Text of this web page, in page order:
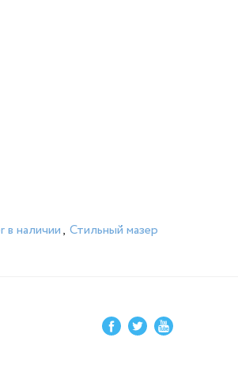
в наличии, Стильный мазер